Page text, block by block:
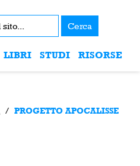
Cerca
LIBRI STUDI RISORSE
/ PROGETTO APOCALISSE